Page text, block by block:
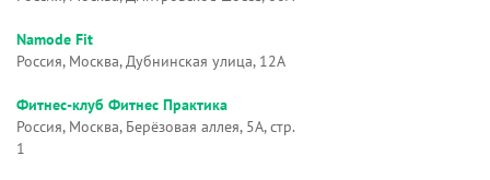
Namode Fit
Россия, Москва, Дубнинская улица, 12А
Фитнес-клуб Фитнес Практика
Россия, Москва, Берёзовая аллея, 5А, стр.
1